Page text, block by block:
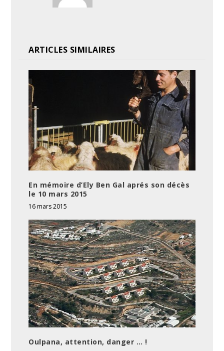
ARTICLES SIMILAIRES
En mémoire d’Ely Ben Gal aprés son décès
le 10 mars 2015
16 mars 2015
Oulpana, attention, danger … !